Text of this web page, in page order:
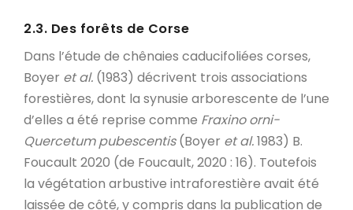
2.3. Des forêts de Corse
Dans l’étude de chênaies caducifoliées corses,
Boyer et al. (1983) décrivent trois associations
forestières, dont la synusie arborescente de l’une
d’elles a été reprise comme Fraxino orni-
Quercetum pubescentis(Boyer et al.1983) B.
Foucault 2020 (de Foucault, 2020 : 16). Toutefois
la végétation arbustive intraforestière avait été
laissée de côté, y compris dans la publication de